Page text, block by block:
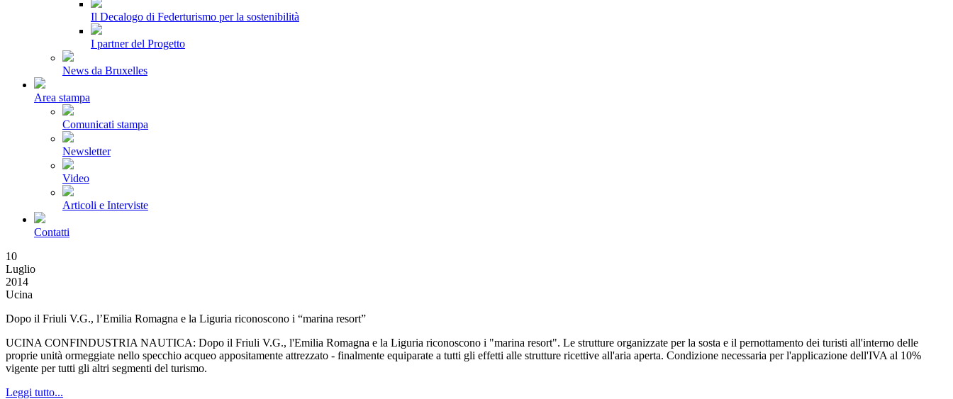
Il Decalogo di Federturismo per la sostenibilità
I partner del Progetto
News da Bruxelles
Area stampa
Comunicati stampa
Newsletter
Video
Articoli e Interviste
Contatti
10
Luglio
2014
Ucina
Dopo il Friuli V.G., l’Emilia Romagna e la Liguria riconoscono i “marina resort”
UCINA CONFINDUSTRIA NAUTICA: Dopo il Friuli V.G., l'Emilia Romagna e la Liguria riconoscono i "marina resort". Le strutture organizzate per la sosta e il pernottamento dei turisti all'interno delle
proprie unità ormeggiate nello specchio acqueo appositamente attrezzato - finalmente equiparate a tutti gli effetti alle strutture ricettive all'aria aperta. Condizione necessaria per l'applicazione dell'IVA al 10%
vigente per tutti gli altri segmenti del turismo.
Leggi tutto...